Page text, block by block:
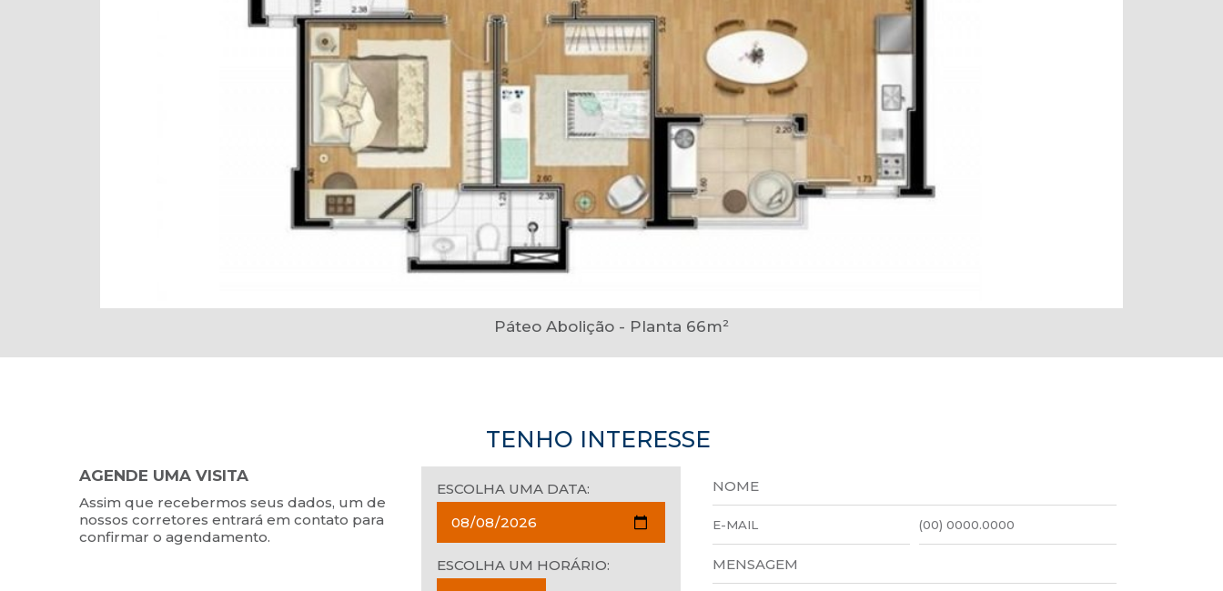
Páteo Abolição - Planta 66m²
TENHO INTERESSE
AGENDE UMA VISITA
Assim que recebermos seus dados, um de
nossos corretores entrará em contato para
confirmar o agendamento.
ESCOLHA UMA DATA:
ESCOLHA UM HORÁRIO: